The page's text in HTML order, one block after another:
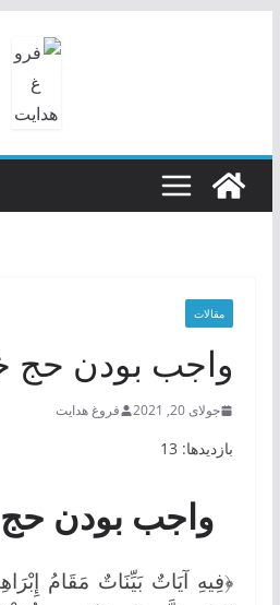
مقالات
واجب بودن حج
جولای 20, 2021 فروغ هدایت
بازدیدها: 13
واجب بودن حج
﴿فِيهِ آيَاتٌ بَيِّنَاتٌ مَقَامُ